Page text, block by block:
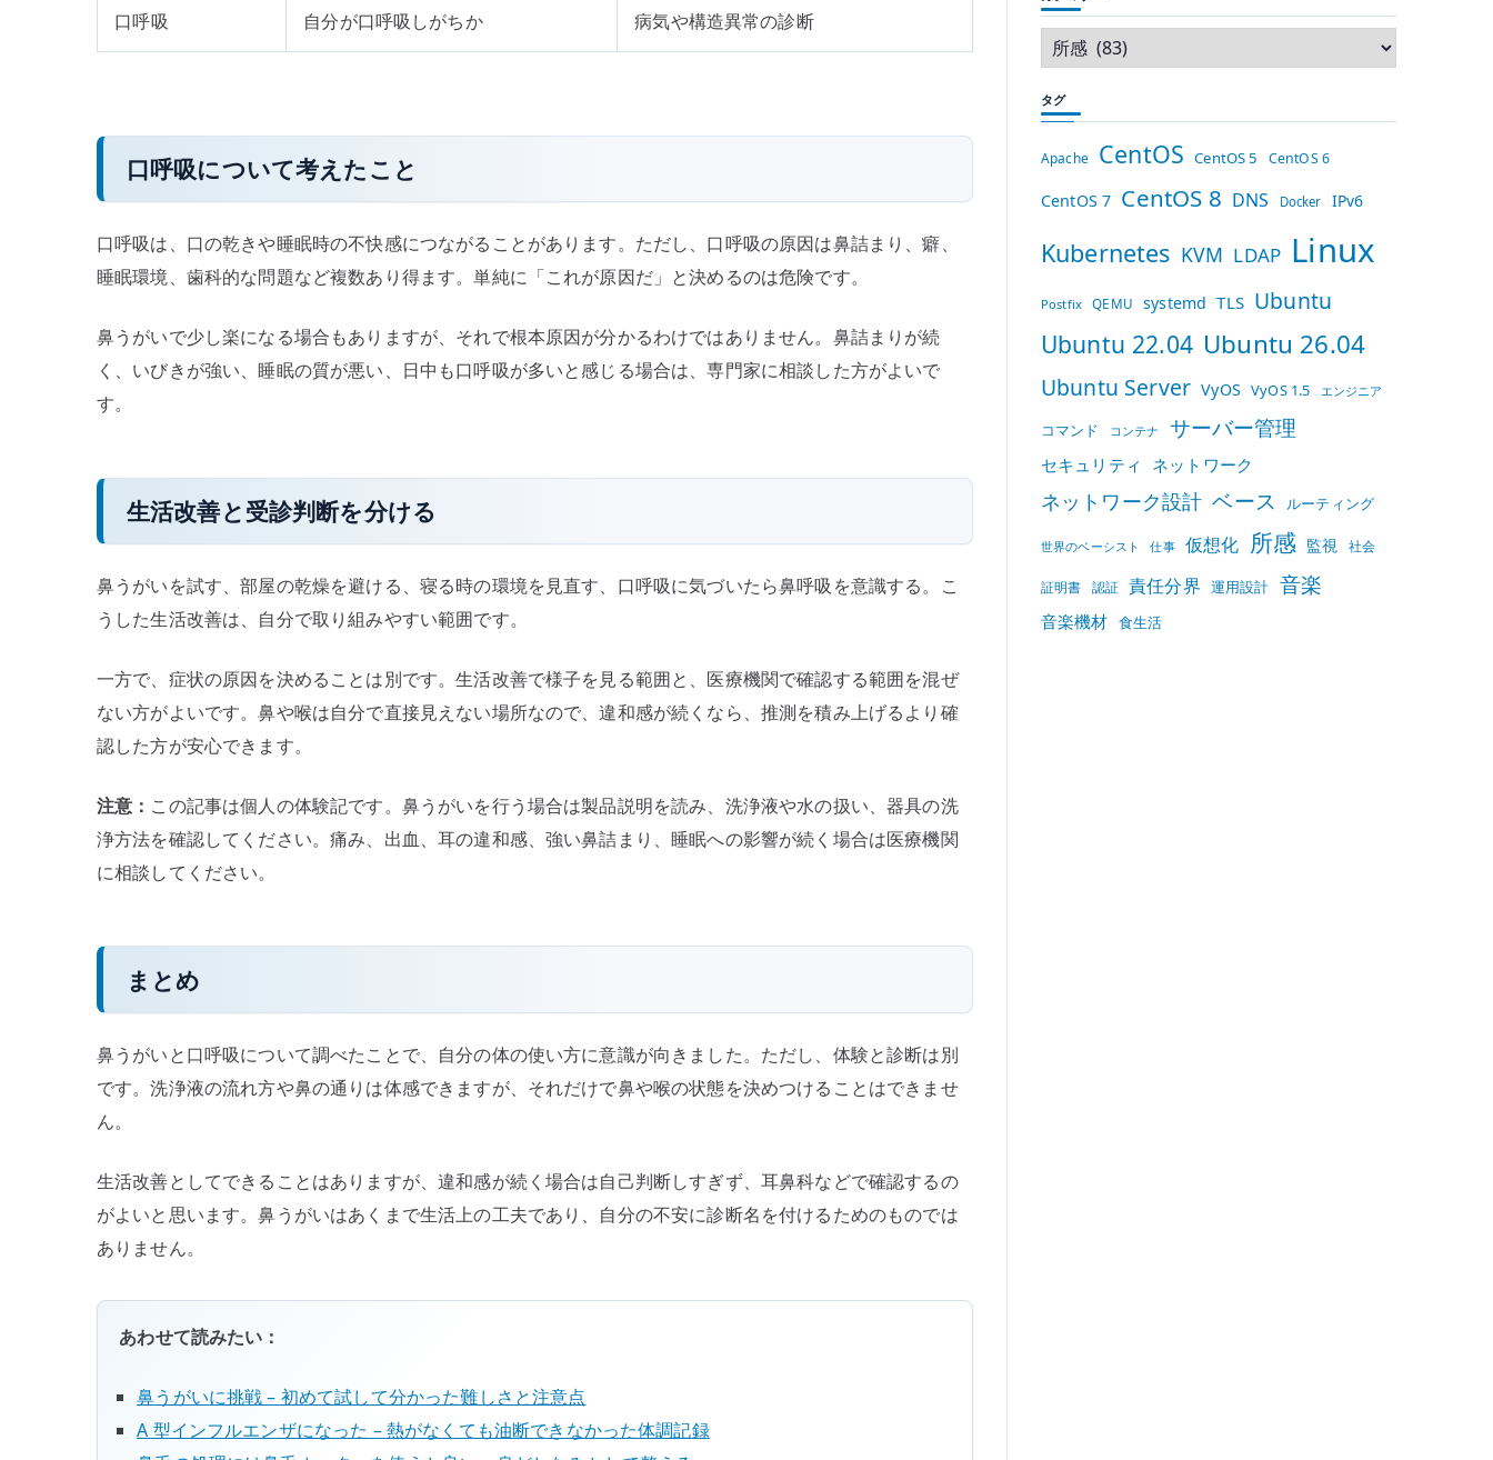
口呼吸 自分が口呼吸しがちか 病気や構造異常の診断
口呼吸について考えたこと
口呼吸は、口の乾きや睡眠時の不快感につながることがあります。ただし、口呼吸の原因は鼻詰まり、癖、
睡眠環境、歯科的な問題など複数あり得ます。単純に「これが原因だ」と決めるのは危険です。
鼻うがいで少し楽になる場合もありますが、それで根本原因が分かるわけではありません。鼻詰まりが続
く、いびきが強い、睡眠の質が悪い、日中も口呼吸が多いと感じる場合は、専門家に相談した方がよいで
す。
生活改善と受診判断を分ける
鼻うがいを試す、部屋の乾燥を避ける、寝る時の環境を見直す、口呼吸に気づいたら鼻呼吸を意識する。こ
うした生活改善は、自分で取り組みやすい範囲です。
一方で、症状の原因を決めることは別です。生活改善で様子を見る範囲と、医療機関で確認する範囲を混ぜ
ない方がよいです。鼻や喉は自分で直接見えない場所なので、違和感が続くなら、推測を積み上げるより確
認した方が安心できます。
注意： この記事は個人の体験記です。鼻うがいを行う場合は製品説明を読み、洗浄液や水の扱い、器具の洗
浄方法を確認してください。痛み、出血、耳の違和感、強い鼻詰まり、睡眠への影響が続く場合は医療機関
に相談してください。
まとめ
鼻うがいと口呼吸について調べたことで、自分の体の使い方に意識が向きました。ただし、体験と診断は別
です。洗浄液の流れ方や鼻の通りは体感できますが、それだけで鼻や喉の状態を決めつけることはできませ
ん。
生活改善としてできることはありますが、違和感が続く場合は自己判断しすぎず、耳鼻科などで確認するの
がよいと思います。鼻うがいはあくまで生活上の工夫であり、自分の不安に診断名を付けるためのものでは
ありません。
あわせて読みたい：
鼻うがいに挑戦 – 初めて試して分かった難しさと注意点
A 型インフルエンザになった – 熱がなくても油断できなかった体調記録
タグ
Apache CentOS CentOS 5 CentOS 6
CentOS 7 CentOS 8 DNS Docker IPv6
Kubernetes KVM LDAP Linux
Postfix QEMU systemd TLS Ubuntu
Ubuntu 22.04 Ubuntu 26.04
Ubuntu Server VyOS VyOS 1.5 エンジニア
コマンド コンテナ サーバー管理
セキュリティ ネットワーク
ネットワーク設計 ベース ルーティング
世界のベーシスト 仕事 仮想化 所感 監視 社会
証明書 認証 責任分界 運用設計 音楽
音楽機材 食生活